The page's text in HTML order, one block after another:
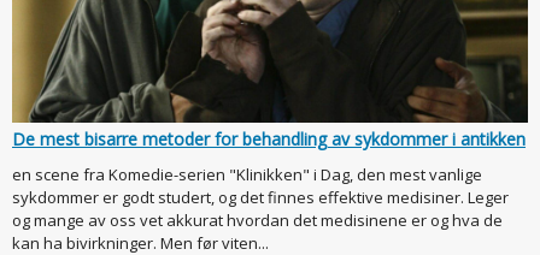
De mest bisarre metoder for behandling av sykdommer i antikken
en scene fra Komedie-serien "Klinikken" i Dag, den mest vanlige
sykdommer er godt studert, og det finnes effektive medisiner. Leger
og mange av oss vet akkurat hvordan det medisinene er og hva de
kan ha bivirkninger. Men før viten...